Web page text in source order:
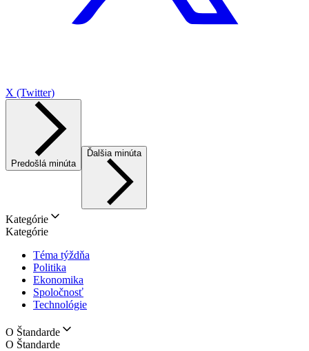
X (Twitter)
Predošlá minúta
Ďalšia minúta
Kategórie
Kategórie
Téma týždňa
Politika
Ekonomika
Spoločnosť
Technológie
O Štandarde
O Štandarde